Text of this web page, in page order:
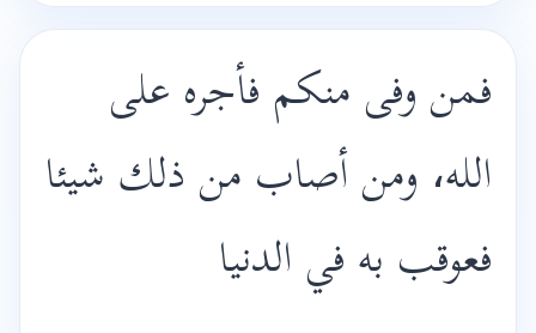
فمن وفى منكم فأجره على
الله، ومن أصاب من ذلك شيئا
فعوقب به في الدنيا